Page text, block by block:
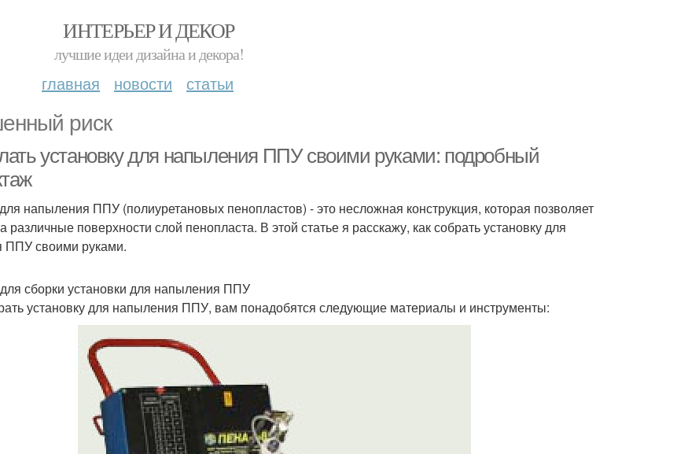
ИНТЕРЬЕР И ДЕКОР
лучшие идеи дизайна и декора!
главная новости статьи
риск
установку для напыления ППУ своими руками: подробный
напыления ППУ (полиуретановых пенопластов) - это несложная конструкция, которая позволяет
различные поверхности слой пенопласта. В этой статье я расскажу, как собрать установку для
ППУ своими руками.
сборки установки для напыления ППУ
установку для напыления ППУ, вам понадобятся следующие материалы и инструменты: